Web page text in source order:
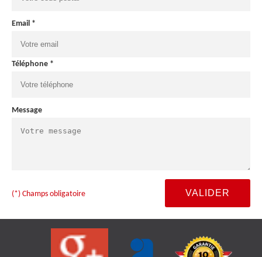
Email *
Téléphone *
Message
(*) Champs obligatoire